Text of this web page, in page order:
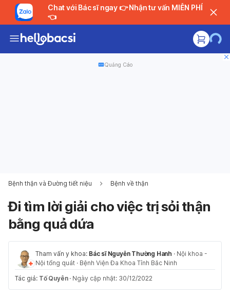
Chat với Bác sĩ ngay 👉 Nhận tư vấn MIỄN PHÍ
👈
Quảng Cáo
Bệnh thận và Đường tiết niệu Bệnh về thận
Đi tìm lời giải cho việc trị sỏi thận
bằng quả dứa
Tham vấn y khoa: Bác sĩ Nguyễn Thường Hanh · Nội khoa -
Nội tổng quát · Bệnh Viện Đa Khoa Tỉnh Bắc Ninh
Tác giả: Tố Quyên · Ngày cập nhật: 30/12/2022